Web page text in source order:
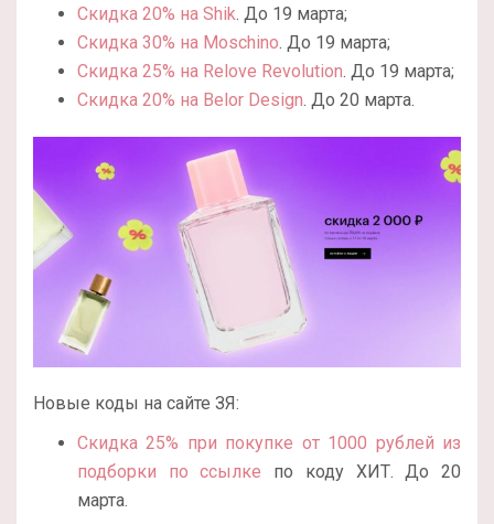
Скидка 20% на Shik. До 19 марта;
Скидка 30% на Moschino. До 19 марта;
Скидка 25% на Relove Revolution. До 19 марта;
Скидка 20% на Belor Design. До 20 марта.
Новые коды на сайте ЗЯ:
Скидка 25% при покупке от 1000 рублей из
подборки по ссылке по коду ХИТ. До 20
марта.